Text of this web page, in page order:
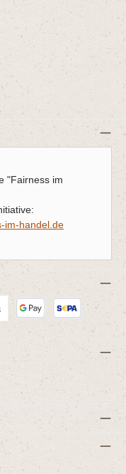
"Fairness im
im-handel.de